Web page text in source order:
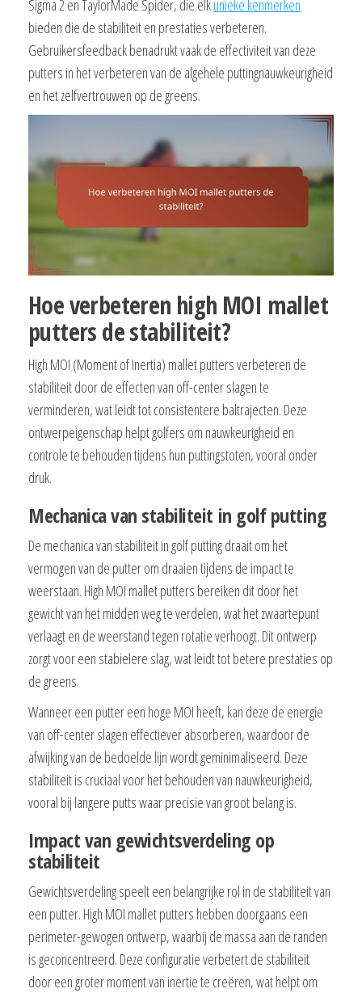
Sigma 2 en TaylorMade Spider, die elkunieke kenmerken
bieden die de stabiliteit en prestaties verbeteren.
Gebruikersfeedback benadrukt vaak de effectiviteit van deze
putters in het verbeteren van de algehele puttingnauwkeurigheid
en het zelfvertrouwen op de greens.
Hoe verbeteren high MOI mallet
putters de stabiliteit?
High MOI (Moment of Inertia) mallet putters verbeteren de
stabiliteit door de effecten van off-center slagen te
verminderen, wat leidt tot consistentere baltrajecten. Deze
ontwerpeigenschap helpt golfers om nauwkeurigheid en
controle te behouden tijdens hun puttingstoten, vooral onder
druk.
Mechanica van stabiliteit in golf putting
De mechanica van stabiliteit in golf putting draait om het
vermogen van de putter om draaien tijdens de impact te
weerstaan. High MOI mallet putters bereiken dit door het
gewicht van het midden weg te verdelen, wat het zwaartepunt
verlaagt en de weerstand tegen rotatie verhoogt. Dit ontwerp
zorgt voor een stabielere slag, wat leidt tot betere prestaties op
de greens.
Wanneer een putter een hoge MOI heeft, kan deze de energie
van off-center slagen effectiever absorberen, waardoor de
afwijking van de bedoelde lijn wordt geminimaliseerd. Deze
stabiliteit is cruciaal voor het behouden van nauwkeurigheid,
vooral bij langere putts waar precisie van groot belang is.
Impact van gewichtsverdeling op
stabiliteit
Gewichtsverdeling speelt een belangrijke rol in de stabiliteit van
een putter. High MOI mallet putters hebben doorgaans een
perimeter-gewogen ontwerp, waarbij de massa aan de randen
is geconcentreerd. Deze configuratie verbetert de stabiliteit
door een groter moment van inertie te creëren, wat helpt om